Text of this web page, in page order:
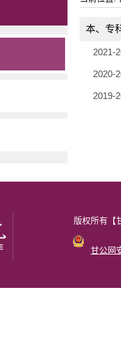
本、专
2021-
2020-
2019-
版权所有
甘公网